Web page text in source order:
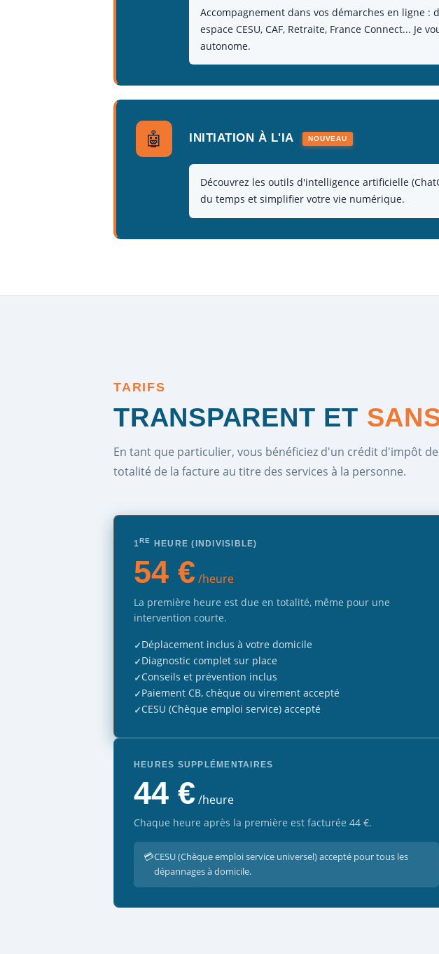
Accompagnement dans vos démarches en ligne
espace CESU, CAF, Retraite, France Connect... Je
autonome.
🤖 INITIATION À L'IA NOUVEAU
Découvrez les outils d'intelligence artificielle
du temps et simplifier votre vie numérique.
TARIFS
TRANSPARENT ET
En tant que particulier, vous bénéficiez d'un crédit d'impôt de
totalité de la facture au titre des services à la personne.
1RE HEURE (INDIVISIBLE)
54 € /heure
La première heure est due en totalité, même pour une
intervention courte.
Déplacement inclus à votre domicile
Diagnostic complet sur place
Conseils et prévention inclus
Paiement CB, chèque ou virement accepté
CESU (Chèque emploi service) accepté
HEURES SUPPLÉMENTAIRES
44 €/heure
Chaque heure après la première est facturée 44 €.
💳CESU (Chèque emploi service universel) accepté pour tous les
dépannages à domicile.